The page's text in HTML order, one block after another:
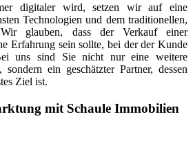
digitaler wird, setzen wir auf eine
Technologien und dem traditionellen,
glauben, dass der Verkauf einer
Erfahrung sein sollte, bei der der Kunde
uns sind Sie nicht nur eine weitere
ein geschätzter Partner, dessen
Ziel ist.
mit Schaule Immobilien